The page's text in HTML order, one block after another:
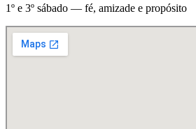
1º e 3º sábado — fé, amizade e propósito